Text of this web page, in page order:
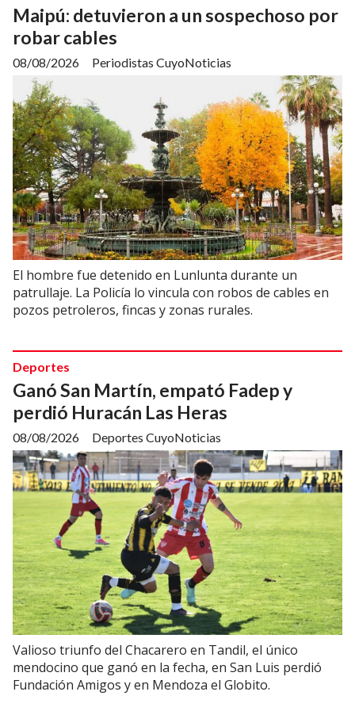
Maipú: detuvieron a un sospechoso por
robar cables
Periodistas CuyoNoticias
08/08/2026
El hombre fue detenido en Lunlunta durante un
patrullaje. La Policía lo vincula con robos de cables en
pozos petroleros, fincas y zonas rurales.
Ganó San Martín, empató Fadep y
perdió Huracán Las Heras
Deportes CuyoNoticias
Deportes
08/08/2026
Valioso triunfo del Chacarero en Tandil, el único
mendocino que ganó en la fecha, en San Luis perdió
Fundación Amigos y en Mendoza el Globito.